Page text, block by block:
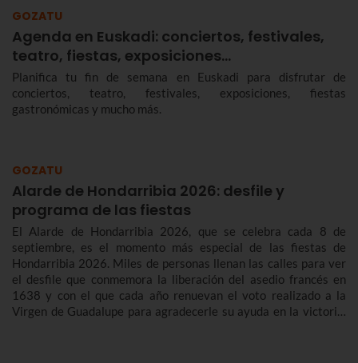
GOZATU
Agenda en Euskadi: conciertos, festivales,
teatro, fiestas, exposiciones…
Planifica tu fin de semana en Euskadi para disfrutar de
conciertos, teatro, festivales, exposiciones, fiestas
gastronómicas y mucho más.
GOZATU
Alarde de Hondarribia 2026: desfile y
programa de las fiestas
El Alarde de Hondarribia 2026, que se celebra cada 8 de
septiembre, es el momento más especial de las fiestas de
Hondarribia 2026. Miles de personas llenan las calles para ver
el desfile que conmemora la liberación del asedio francés en
1638 y con el que cada año renuevan el voto realizado a la
Virgen de Guadalupe para agradecerle su ayuda en la victoria.